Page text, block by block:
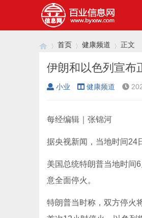
›
首页 健康频道
›
正文
小业 健康频道
每经编辑｜张锦河
据央视新闻，当地时间24
美国总统特朗普当地时间
意全面停火。
特朗普当时称，双方停火